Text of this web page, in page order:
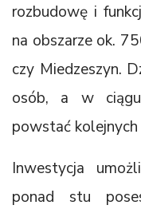
rozbudowę i
na obszarze ok.
czy Miedzeszyn.
osób, a w
powstać
Inwestycja
ponad stu